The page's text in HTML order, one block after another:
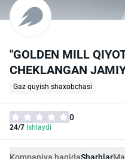
"GOLDEN MILL
CHEKLANGAN
Gaz quyish shaxobchasi
0
24/7 Ishlaydi